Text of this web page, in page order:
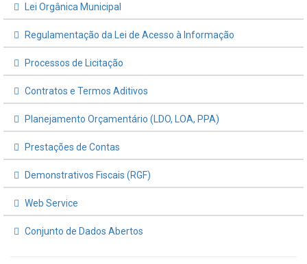
Lei Orgânica Municipal
Regulamentação da Lei de Acesso à Informação
Processos de Licitação
Contratos e Termos Aditivos
Planejamento Orçamentário (LDO, LOA, PPA)
Prestações de Contas
Demonstrativos Fiscais (RGF)
Web Service
Conjunto de Dados Abertos